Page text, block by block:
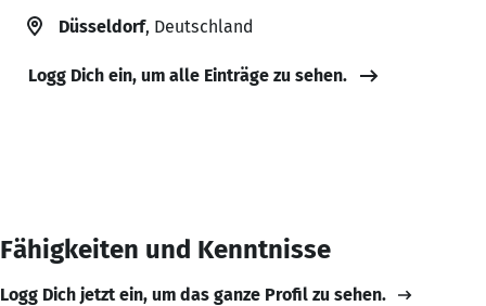
Düsseldorf, Deutschland
Logg Dich ein, um alle Einträge zu sehen.
Fähigkeiten und Kenntnisse
Logg Dich jetzt ein, um das ganze Profil zu sehen.